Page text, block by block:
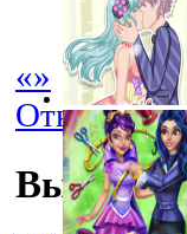
«»
Отключить
Выбрать